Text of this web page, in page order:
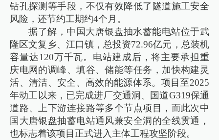
钻孔探测等手段，不仅有效降低了隧道施工安全
风险，还节约工期约4个月。
据了解，中国大唐银盘抽水蓄能电站位于武
隆区文复乡、江口镇，总投资72.96亿元，总装机
容量达120万千瓦。电站建成后，将主要承担重
庆电网的调峰、填谷、储能等任务，加快构建灵
活、清洁、安全、高效的能源体系。项目至2025
年动工以来，已完成进厂交通洞、国道G319保通
道路、上下游连接路等多个节点项目，而此次中
国大唐银盘抽蓄电站通风兼安全洞的全线贯通，
也标志着该项目正式进入主体工程攻坚阶段。